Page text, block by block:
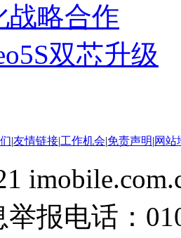
战略合作
双芯升级
|友情链接|工作机会|免责声明|网站
报电话：